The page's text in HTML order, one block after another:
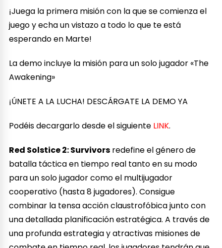
¡Juega la primera misión con la que se comienza el
juego y echa un vistazo a todo lo que te está
esperando en Marte!
La demo incluye la misión para un solo jugador «The
Awakening»
¡ÚNETE A LA LUCHA! DESCÁRGATE LA DEMO YA
Podéis decargarlo desde el siguiente LINK.
Red Solstice 2: Survivors redefine el género de
batalla táctica en tiempo real tanto en su modo
para un solo jugador como el multijugador
cooperativo (hasta 8 jugadores). Consigue
combinar la tensa acción claustrofóbica junto con
una detallada planificación estratégica. A través de
una profunda estrategia y atractivas misiones de